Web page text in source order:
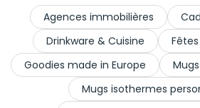
Agences immobilières
Drinkware & Cuisine
Goodies made in Europe
Mugs isothermes